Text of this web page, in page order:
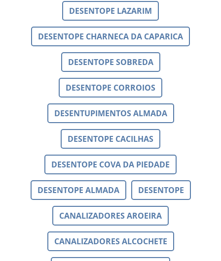
DESENTOPE LAZARIM
DESENTOPE CHARNECA DA CAPARICA
DESENTOPE SOBREDA
DESENTOPE CORROIOS
DESENTUPIMENTOS ALMADA
DESENTOPE CACILHAS
DESENTOPE COVA DA PIEDADE
DESENTOPE ALMADA DESENTOPE
CANALIZADORES AROEIRA
CANALIZADORES ALCOCHETE